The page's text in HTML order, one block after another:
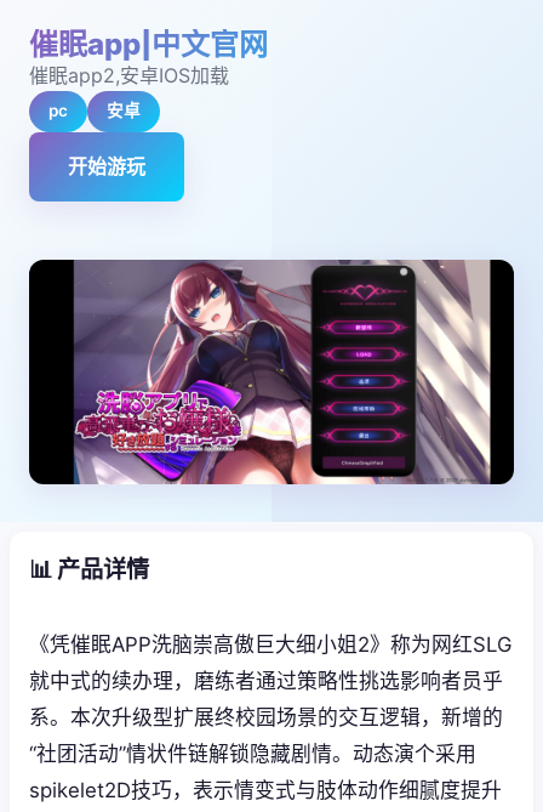
催眠app|中文官网
催眠app2,安卓IOS加载
pc 安卓
开始游玩
📊 产品详情
《凭催眠APP洗脑崇高傲巨大细小姐2》称为网红SLG
就中式的续办理，磨练者通过策略性挑选影响者员乎
系。本次升级型扩展终校园场景的交互逻辑，新增的
“社团活动”情状件链解锁隐藏剧情。动态演个采用
spikelet2D技巧，表示情变式与肢体动作细腻度提升